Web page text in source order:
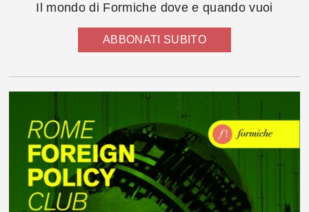
Il mondo di Formiche dove e quando vuoi
ABBONATI SUBITO